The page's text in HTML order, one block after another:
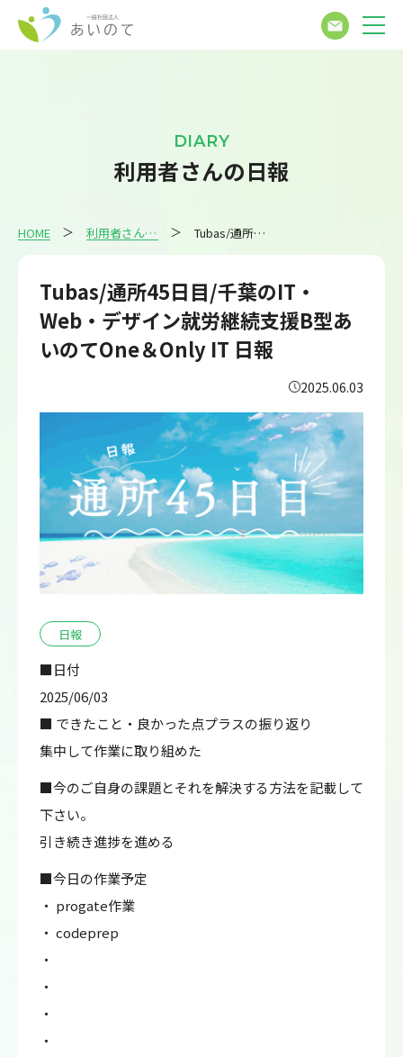
DIARY
利用者さんの日報
HOME 利用者さんの日報 Tubas/通所45日目/千葉のIT・Web・デザイン就労継続支援B型あいのてOne＆Only IT 日報
Tubas/通所45日目/千葉のIT・
Web・デザイン就労継続支援B型あ
いのてOne＆Only IT 日報
2025.06.03
日報
■日付
2025/06/03
■ できたこと・良かった点プラスの振り返り
集中して作業に取り組めた
■今のご自身の課題とそれを解決する方法を記載して
下さい。
引き続き進捗を進める
■今日の作業予定
・ progate作業
・ codeprep
・
・
・
・